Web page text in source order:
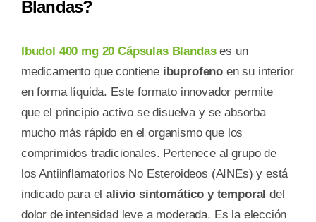
Blandas?
Ibudol 400 mg 20 Cápsulas Blandases un
medicamento que contiene ibuprofeno en su interior
en forma líquida. Este formato innovador permite
que el principio activo se disuelva y se absorba
mucho más rápido en el organismo que los
comprimidos tradicionales. Pertenece al grupo de
los Antiinflamatorios No Esteroideos (AINEs) y está
indicado para elalivio sintomático y temporal del
dolor de intensidad leve a moderada. Es la elección